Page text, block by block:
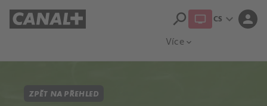
Více expand_more
search CS expand_more person
ZPĚT NA PŘEHLED